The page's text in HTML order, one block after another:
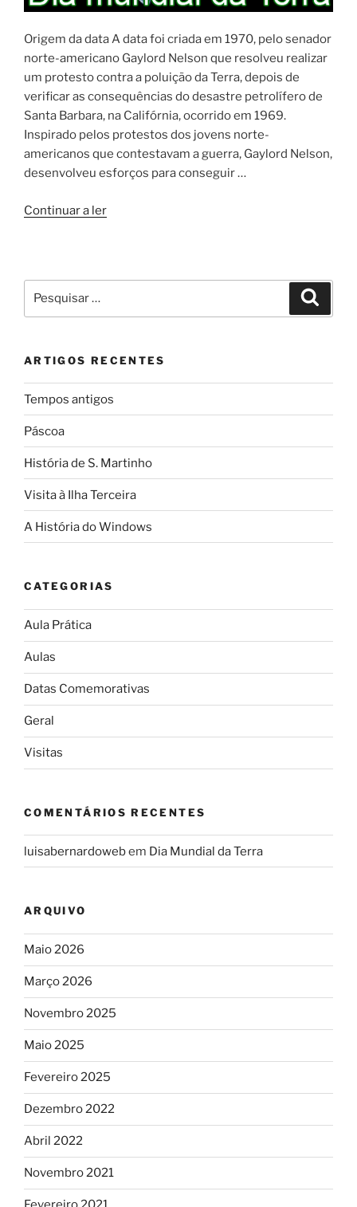
Origem da data A data foi criada em 1970, pelo senador
norte-americano Gaylord Nelson que resolveu realizar
um protesto contra a poluição da Terra, depois de
verificar as consequências do desastre petrolífero de
Santa Barbara, na Califórnia, ocorrido em 1969.
Inspirado pelos protestos dos jovens norte-
americanos que contestavam a guerra, Gaylord Nelson,
desenvolveu esforços para conseguir …
Continuar a ler“Dia
por:
ARTIGOS RECENTES
Tempos antigos
Páscoa
História de S. Martinho
Visita à Ilha Terceira
A História do Windows
CATEGORIAS
Aula Prática
Aulas
Datas Comemorativas
Geral
Visitas
COMENTÁRIOS RECENTES
luisabernardowebem Dia Mundial da Terra
ARQUIVO
Maio 2026
Março 2026
Novembro 2025
Maio 2025
Fevereiro 2025
Dezembro 2022
Abril 2022
Novembro 2021